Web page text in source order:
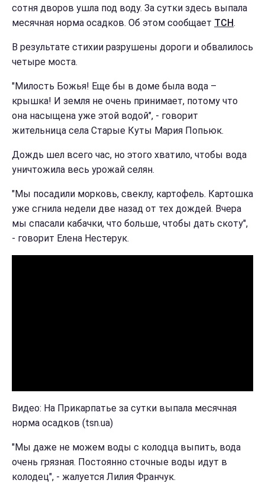
сотня дворов ушла под воду. За сутки здесь выпала
месячная норма осадков. Об этом сообщает ТСН.
В результате стихии разрушены дороги и обвалилось
четыре моста.
"Милость Божья! Еще бы в доме была вода –
крышка! И земля не очень принимает, потому что
она насыщена уже этой водой", - говорит
жительница села Старые Куты Мария Попьюк.
Дождь шел всего час, но этого хватило, чтобы вода
уничтожила весь урожай селян.
"Мы посадили морковь, свеклу, картофель. Картошка
уже сгнила недели две назад от тех дождей. Вчера
мы спасали кабачки, что больше, чтобы дать скоту",
- говорит Елена Нестерук.
Видео: На Прикарпатье за сутки выпала месячная
норма осадков (tsn.ua)
"Мы даже не можем воды с колодца выпить, вода
очень грязная. Постоянно сточные воды идут в
колодец", - жалуется Лилия Франчук.